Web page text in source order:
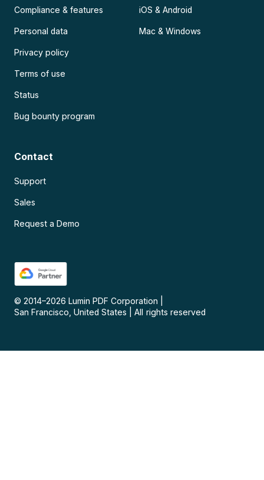
Compliance & features
Personal data
Privacy policy
Terms of use
Status
Bug bounty program
iOS & Android
Mac & Windows
Contact
Support
Sales
Request a Demo
© 2014–2026 Lumin PDF Corporation
San Francisco, United States
All rights reserved